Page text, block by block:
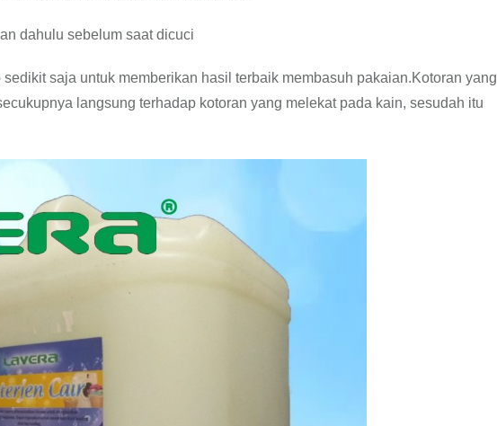
dahulu sebelum saat dicuci
saja untuk memberikan hasil terbaik membasuh pakaian.Kotoran yang
langsung terhadap kotoran yang melekat pada kain, sesudah itu